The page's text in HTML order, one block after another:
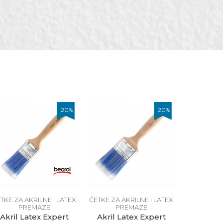
20%
ZA AKRILNE I LATEX
PREMAZE
Akril Latex Expert
20%
ČETKE ZA AKRILNE I LATEX
PREMAZE
Akril Latex Expert